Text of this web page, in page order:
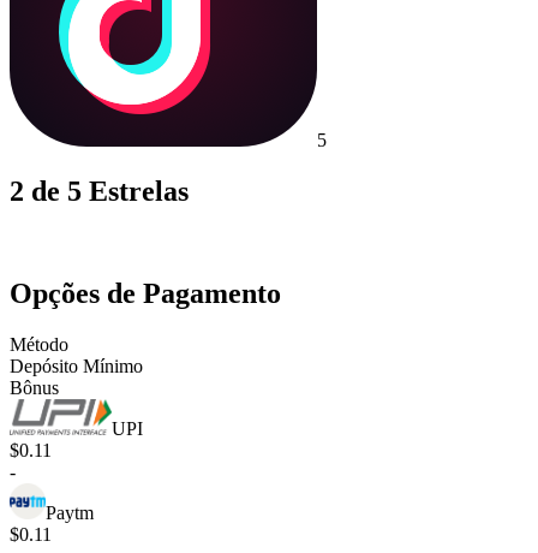
5
2 de 5 Estrelas
Opções de Pagamento
Método
Depósito Mínimo
Bônus
UPI
$0.11
-
Paytm
$0.11